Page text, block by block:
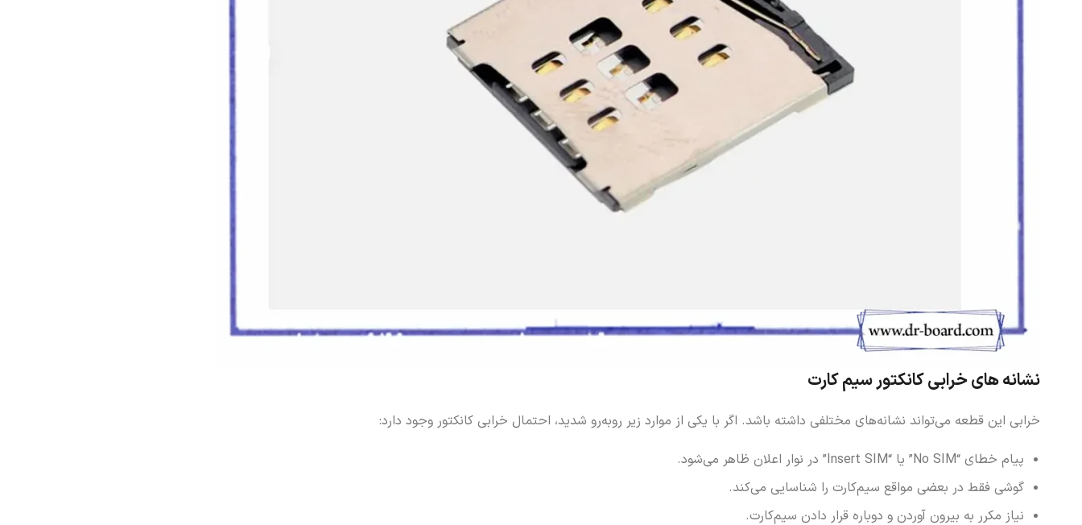
نشانه ‌های خرابی کانکتور سیم کارت
خرابی این قطعه می‌تواند نشانه‌های مختلفی داشته باشد. اگر با یکی از موارد زیر روبه‌رو شدید، احتمال خرابی کانکتور وجود دارد:
پیام خطای “No SIM” یا “Insert SIM” در نوار اعلان ظاهر می‌شود.
گوشی فقط در بعضی مواقع سیم‌کارت را شناسایی می‌کند.
نیاز مکرر به بیرون آوردن و دوباره قرار دادن سیم‌کارت.